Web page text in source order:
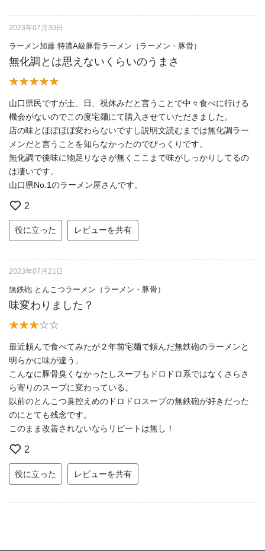
2023年07月30日
ラーメン加藤 特濃A級豚骨ラーメン（ラーメン・豚骨）
無化調とは思えないくらいのうまさ
山口県民ですが土、日、祝休みだと言うことで中々食べに行ける
機会がないのでこの度宅麺にて購入させていただきました。
店の味とほぼほぼ変わらないですし説明文読むまでは無化調ラー
メンだと言うことを知らなかったのでびっくりです。
無化調で後味に物足りなさが無くここまで味がしっかりしてるの
は凄いです。
山口県No.1のラーメン屋さんです。
2
役に立った レビューを共有
2023年07月21日
無鉄砲 とんこつラーメン（ラーメン・豚骨）
味変わりました？
最近頼んで食べてみたが２年前宅麺で頼んだ無鉄砲のラーメンと
明らかに味が違う。
こんなに豚骨臭くなかったしスープもドロドロ系ではなくさらさ
ら寄りのスープに変わっている。
以前のとんこつ臭控えめのドロドロスープの無鉄砲が好きだった
のにとても残念です。
このまま改善されないならリピートは無し！
2
役に立った レビューを共有